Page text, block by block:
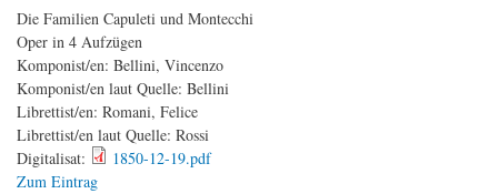
Die Familien Capuleti und Montecchi
Oper in 4 Aufzügen
Komponist/en: Bellini, Vincenzo
Komponist/en laut Quelle: Bellini
Librettist/en: Romani, Felice
Librettist/en laut Quelle: Rossi
Digitalisat:
1850-12-19.pdf
Zum Eintrag